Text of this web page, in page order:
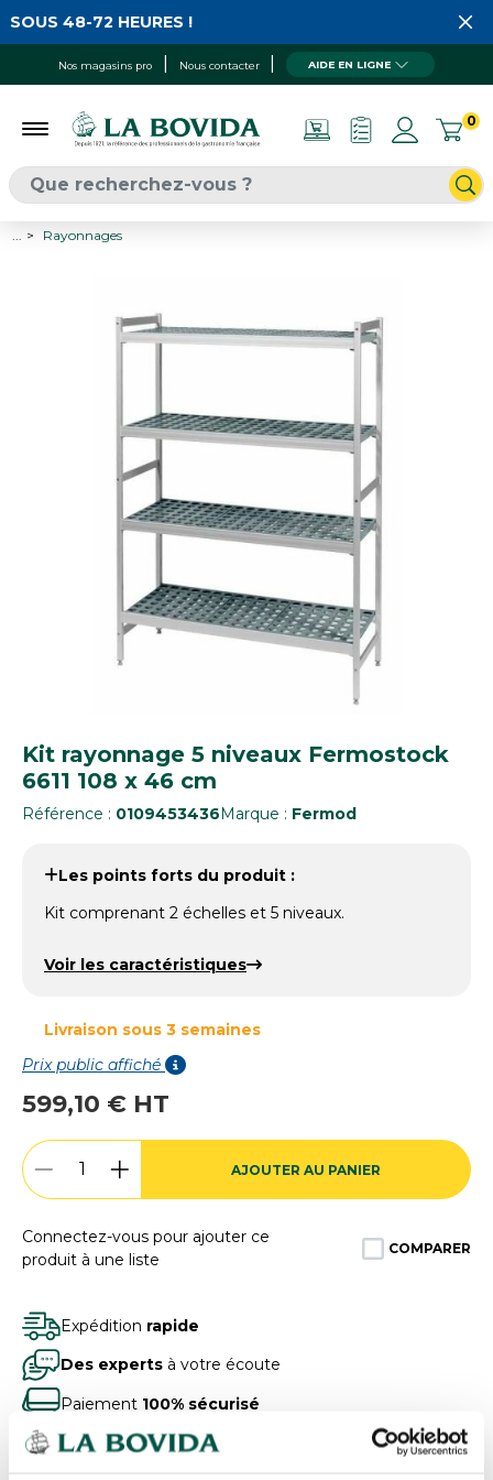
Nos magasins pro Nous contacter AIDE EN LIGNE
0
48-72 HEURES !
Rayonnages
Kit rayonnage 5 niveaux Fermostock
6611 108 x 46 cm
Référence : 0109453436Marque : Fermod
Les points forts du produit :
Kit comprenant 2 échelles et 5 niveaux.
Voir les caractéristiques
Livraison sous 3 semaines
Prix public affiché
599,10 € HT
AJOUTER AU PANIER
Connectez-vous pour ajouter ce
produit à une liste
COMPARER
Expédition rapide
Des experts à votre écoute
Paiement 100% sécurisé
Devisgratuits